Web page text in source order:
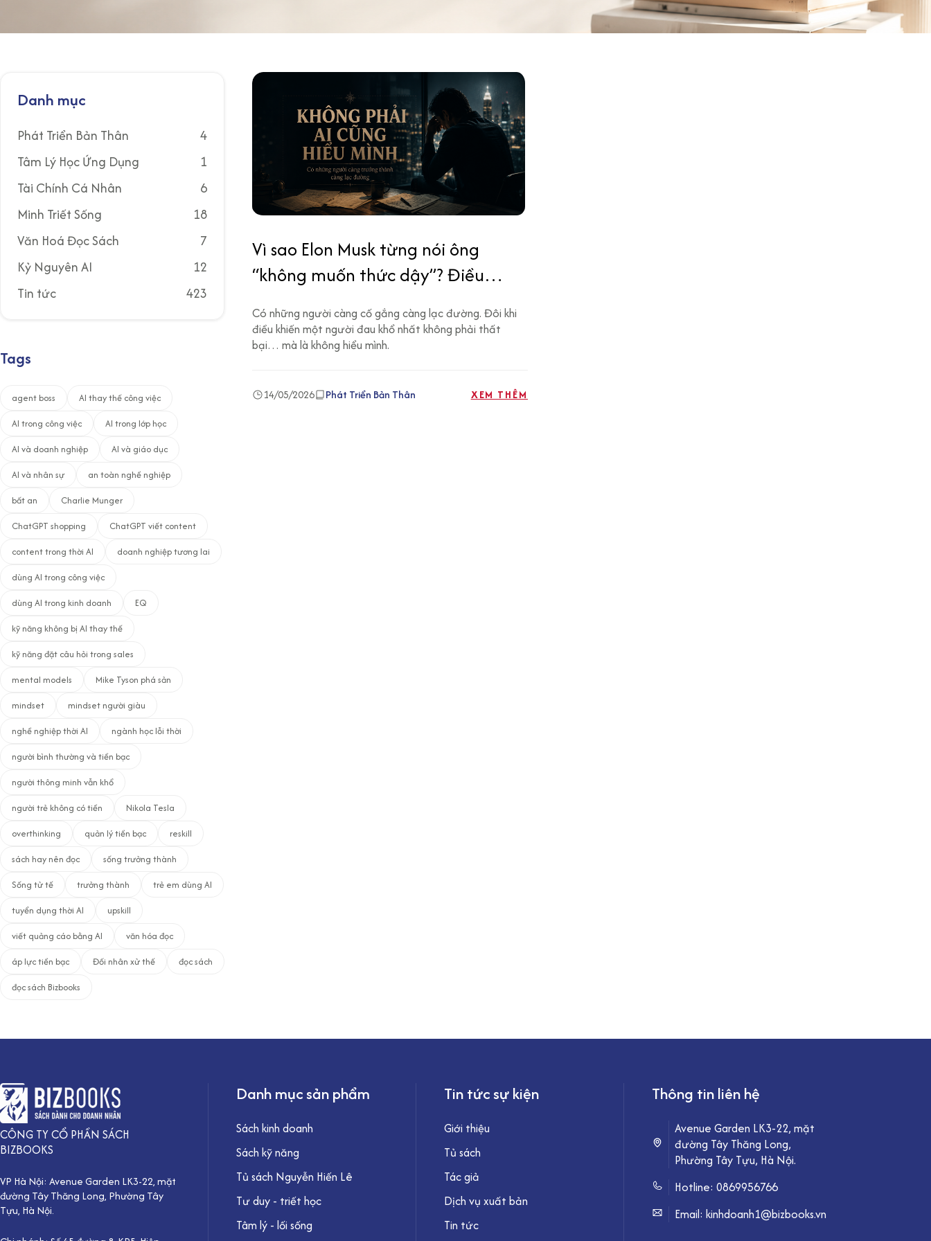
Danh mục
Phát Triển Bản Thân
4
Tâm Lý Học Ứng Dụng
1
Tài Chính Cá Nhân
6
Minh Triết Sống
18
Văn Hoá Đọc Sách
7
Kỷ Nguyên AI
12
Tin tức
423
Tags
agent boss
AI thay thế công việc
AI trong công việc
AI trong lớp học
AI và doanh nghiệp
AI và giáo dục
AI và nhân sự
an toàn nghề nghiệp
bất an
Charlie Munger
ChatGPT shopping
ChatGPT viết content
content trong thời AI
doanh nghiệp tương lai
dùng AI trong công việc
dùng AI trong kinh doanh
EQ
kỹ năng không bị AI thay thế
kỹ năng đặt câu hỏi trong sales
mental models
Mike Tyson phá sản
mindset
mindset người giàu
nghề nghiệp thời AI
ngành học lỗi thời
người bình thường và tiền bạc
người thông minh vẫn khổ
người trẻ không có tiền
Nikola Tesla
overthinking
quản lý tiền bạc
reskill
sách hay nên đọc
sống trưởng thành
Sống tử tế
trưởng thành
trẻ em dùng AI
tuyển dụng thời AI
upskill
viết quảng cáo bằng AI
văn hóa đọc
áp lực tiền bạc
Đối nhân xử thế
đọc sách
đọc sách Bizbooks
Vì sao Elon Musk từng nói ông
“không muốn thức dậy”? Điều
về số phận và hiểu mình | Tử Vi
Luận Giải
Có những người càng cố gắng càng lạc đường. Đôi khi
điều khiến một người đau khổ nhất không phải thất
bại… mà là không hiểu mình.
14/05/2026 Phát Triển Bản Thân XEM THÊM
CÔNG TY CỔ PHẦN SÁCH
BIZBOOKS
VP Hà Nội: Avenue Garden LK3-22, mặt
đường Tây Thăng Long, Phường Tây
Tựu, Hà Nội.
Danh mục sản phẩm
Sách kinh doanh
Sách kỹ năng
Tủ sách Nguyễn Hiến Lê
Tư duy - triết học
Tâm lý - lối sống
Tin tức sự kiện
Giới thiệu
Tủ sách
Tác giả
Dịch vụ xuất bản
Tin tức
Thông tin liên hệ
Avenue Garden LK3-22, mặt
đường Tây Thăng Long,
Phường Tây Tựu, Hà Nội.
Hotline: 0869956766
Email: kinhdoanh1@bizbooks.vn